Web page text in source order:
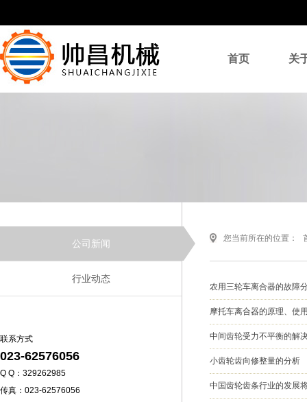
首页 关
公司新闻
行业动态
联系方式
023-62576056
Q Q：329262985
传真：023-62576056
您当前所在的位置：
农用三轮车离合器的故障
摩托车离合器的原理、使
中间齿轮受力不平衡的解
小齿轮齿向修整量的分析
中国齿轮齿条行业的发展